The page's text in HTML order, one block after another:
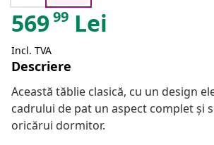
56999 Lei
Incl. TVA
Descriere
Această tăblie clasică, cu un design
cadrului de pat un aspect complet și
oricărui dormitor.